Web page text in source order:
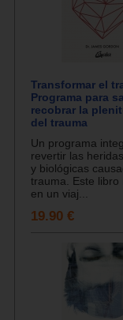
Transformar el
Programa para
recobrar la
del trauma
Un programa
revertir las
y biológicas
trauma. Este libro
en un viaj...
19.90 €